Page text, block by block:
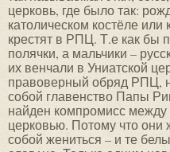
церковь, где было так:
католическом костёле
крестят в РПЦ. Т.е как бы
полячки, а мальчики –
их венчали в Униатской
правоверный обряд РПЦ,
собой главенство Папы
найден компромисс между
церковью. Потому что они
собой жениться – и те